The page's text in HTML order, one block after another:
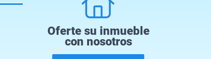
Oferte su inmueble
con nosotros